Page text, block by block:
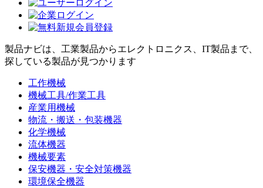
製品ナビは、工業製品からエレクトロニクス、IT製品まで、
探している製品が見つかります
工作機械
機械工具/作業工具
産業用機械
物流・搬送・包装機器
化学機械
流体機器
機械要素
保安機器・安全対策機器
環境保全機器